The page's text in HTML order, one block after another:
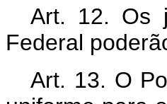
Art. 12. Os
Federal
Art. 13. O